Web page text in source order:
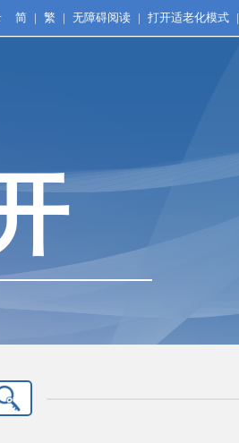
简 | 繁 | 无障碍阅读 | 打开适老化模式 |